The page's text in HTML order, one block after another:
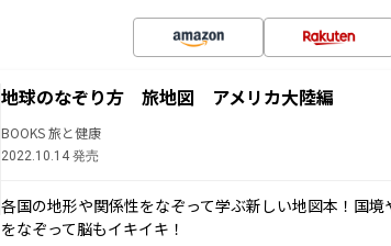
地球のなぞり方 旅地図 アメリカ大陸編
BOOKS 旅と健康
2022.10.14 発売
各国の地形や関係性をなぞって学ぶ新しい地図本！国
をなぞって脳もイキイキ！